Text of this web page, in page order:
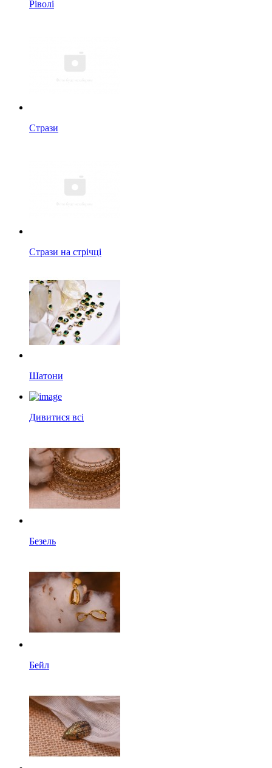
Ріволі
Стрази
Стрази на стрічці
Шатони
Дивитися всі
Безель
Бейл